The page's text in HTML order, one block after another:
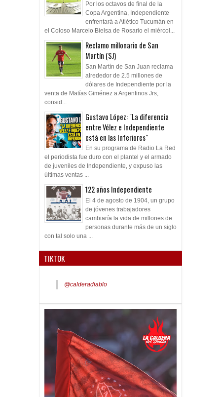
Por los octavos de final de la
Copa Argentina, Independiente
enfrentará a Atlético Tucumán en
el Coloso Marcelo Bielsa de Rosario el miércol...
Reclamo millonario de San
Martín (SJ)
San Martín de San Juan reclama
alrededor de 2.5 millones de
dólares de Independiente por la
venta de Matías Giménez a Argentinos Jrs,
consid...
Gustavo López: "La diferencia
entre Vélez e Independiente
está en las Inferiores"
En su programa de Radio La Red
el periodista fue duro con el plantel y el armado
de juveniles de Independiente, y expuso las
últimas ventas ...
122 años Independiente
El 4 de agosto de 1904, un grupo
de jóvenes trabajadores
cambiaría la vida de millones de
personas durante más de un siglo
con tal solo una ...
TIKTOK
@calderadiablo